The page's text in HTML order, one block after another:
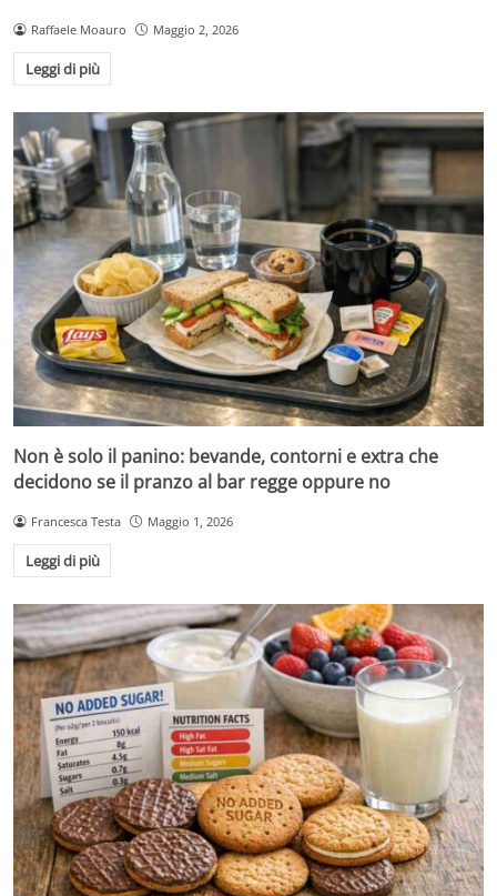
Raffaele Moauro Maggio 2, 2026
Leggi di più
Non è solo il panino: bevande, contorni e extra che
decidono se il pranzo al bar regge oppure no
Francesca Testa Maggio 1, 2026
Leggi di più